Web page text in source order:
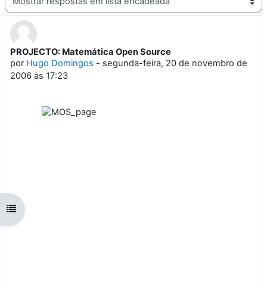
Abrir índice da disciplina
Modo de visualização
PROJECTO: Matemática Open Source
por Hugo Domingos - segunda-feira, 20 de novembro de
2006 às 17:23
Número de respostas: 0